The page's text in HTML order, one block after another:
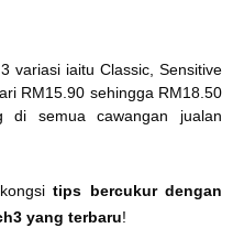
variasi iaitu Classic, Sensitive
RM15.90 sehingga RM18.50
di semua cawangan jualan
tips bercukur dengan
yang terbaru!